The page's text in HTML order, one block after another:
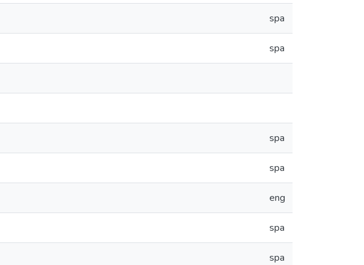
spa
spa
spa
spa
eng
spa
spa